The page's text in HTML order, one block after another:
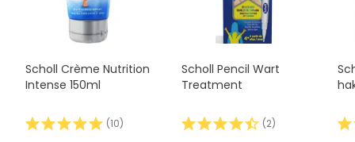
Scholl Crème Nutrition
Intense 150ml
(10)
Scholl Pencil Wart
Treatment
(2)